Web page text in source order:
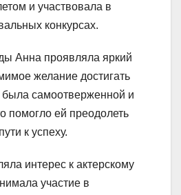
и участвовала в
конкурсах.
Анна проявляла яркий
желание достигать
самоотверженной и
помогло ей преодолеть
к успеху.
интерес к актерскому
участие в